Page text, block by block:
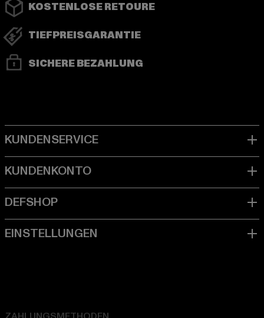
KOSTENLOSE RETOURE
TIEFPREISGARANTIE
SICHERE BEZAHLUNG